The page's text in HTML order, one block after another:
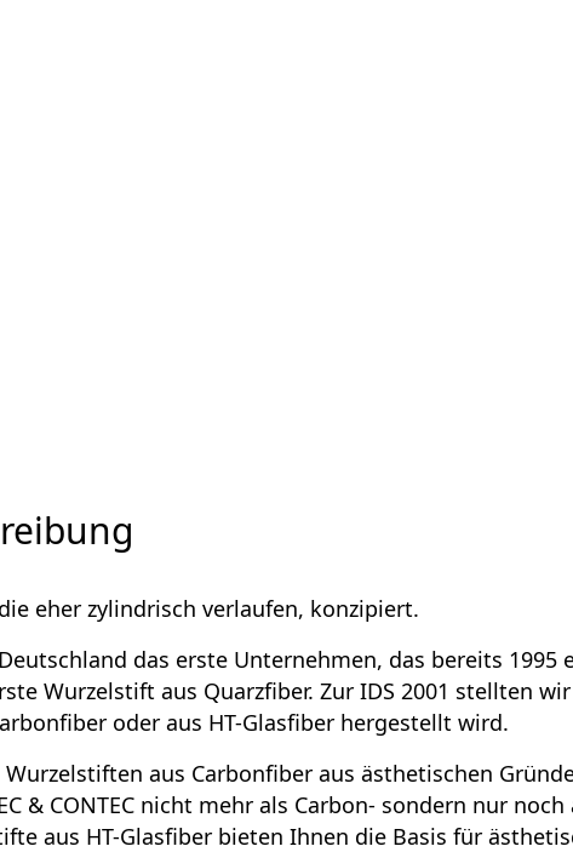
eher zylindrisch verlaufen, konzipiert.
Deutschland das erste Unternehmen, das bereits
Wurzelstift aus Quarzfiber. Zur IDS 2001 stellten
oder aus HT-Glasfiber hergestellt wird.
aus Carbonfiber aus ästhetischen
& CONTEC nicht mehr als Carbon- sondern nur
aus HT-Glasfiber bieten Ihnen die Basis für